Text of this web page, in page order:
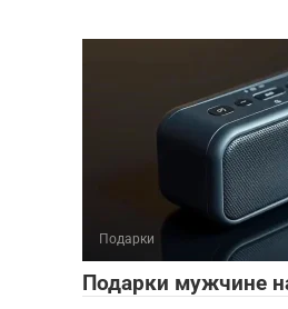
Подарки
Подарки мужчине